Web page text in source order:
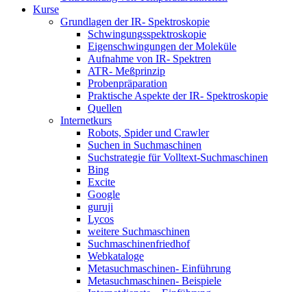
Kurse
Grundlagen der IR- Spektroskopie
Schwingungsspektroskopie
Eigenschwingungen der Moleküle
Aufnahme von IR- Spektren
ATR- Meßprinzip
Probenpräparation
Praktische Aspekte der IR- Spektroskopie
Quellen
Internetkurs
Robots, Spider und Crawler
Suchen in Suchmaschinen
Suchstrategie für Volltext-Suchmaschinen
Bing
Excite
Google
guruji
Lycos
weitere Suchmaschinen
Suchmaschinenfriedhof
Webkataloge
Metasuchmaschinen- Einführung
Metasuchmaschinen- Beispiele